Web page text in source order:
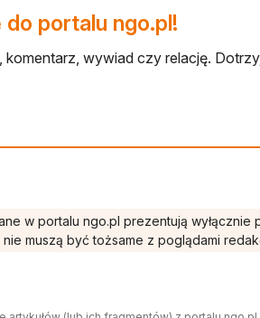
portalu ngo.pl!
komentarz, wywiad czy relację.
w portalu ngo.pl prezentują
muszą być tożsame z poglądami